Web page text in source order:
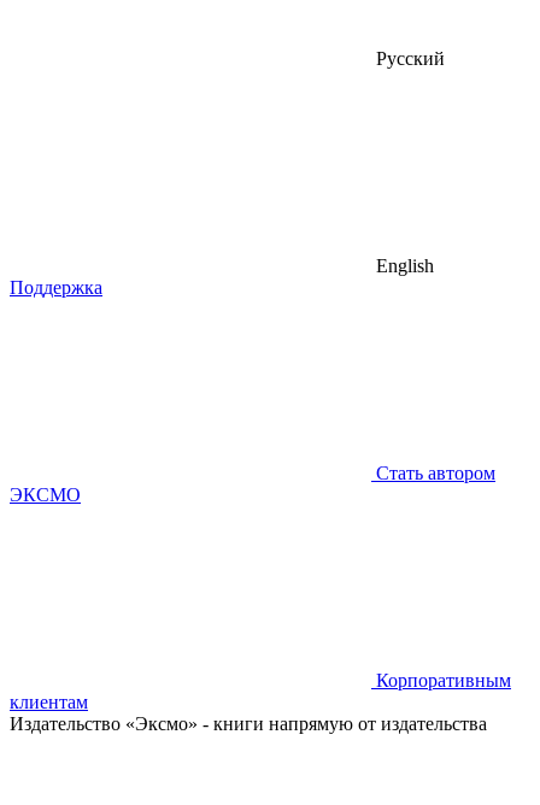
Русский
English
Поддержка
Стать автором
ЭКСМО
Корпоративным
клиентам
Издательство «Эксмо» - книги напрямую от издательства